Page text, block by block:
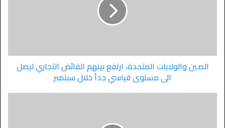
الصين والولايات المتحدة، ارتفع بينهم الفائض التجاري ليصل
الى مستوى قياسي جداً خلال سبتمبر